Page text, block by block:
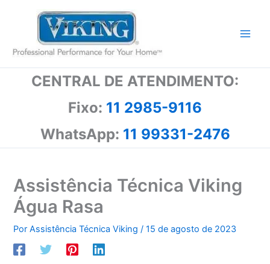
conteúdo
CENTRAL DE ATENDIMENTO:
Fixo: 11 2985-9116
WhatsApp: 11 99331-2476
Assistência Técnica Viking
Água Rasa
PorAssistência Técnica Viking/15 de agosto de 2023